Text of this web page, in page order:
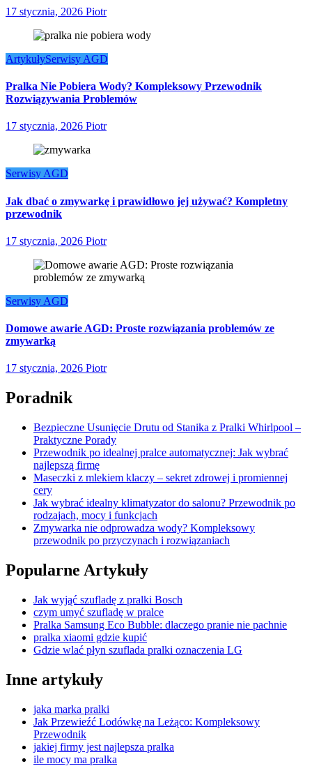
17 stycznia, 2026 Piotr
ArtykułySerwisy AGD
Pralka Nie Pobiera Wody? Kompleksowy Przewodnik
Rozwiązywania Problemów
17 stycznia, 2026 Piotr
Serwisy AGD
Jak dbać o zmywarkę i prawidłowo jej używać? Kompletny
przewodnik
17 stycznia, 2026 Piotr
Serwisy AGD
Domowe awarie AGD: Proste rozwiązania problemów ze
zmywarką
17 stycznia, 2026 Piotr
Poradnik
Bezpieczne Usunięcie Drutu od Stanika z Pralki Whirlpool –
Praktyczne Porady
Przewodnik po idealnej pralce automatycznej: Jak wybrać
najlepszą firmę
Maseczki z mlekiem klaczy – sekret zdrowej i promiennej
cery
Jak wybrać idealny klimatyzator do salonu? Przewodnik po
rodzajach, mocy i funkcjach
Zmywarka nie odprowadza wody? Kompleksowy
przewodnik po przyczynach i rozwiązaniach
Popularne Artykuły
Jak wyjąć szufladę z pralki Bosch
czym umyć szufladę w pralce
Pralka Samsung Eco Bubble: dlaczego pranie nie pachnie
pralka xiaomi gdzie kupić
Gdzie wlać płyn szuflada pralki oznaczenia LG
Inne artykuły
jaka marka pralki
Jak Przewieźć Lodówkę na Leżąco: Kompleksowy
Przewodnik
jakiej firmy jest najlepsza pralka
ile mocy ma pralka